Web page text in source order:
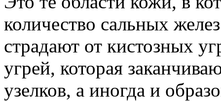
количество сальных
страдают от кистозных
угрей, которая
узелков, а иногда и